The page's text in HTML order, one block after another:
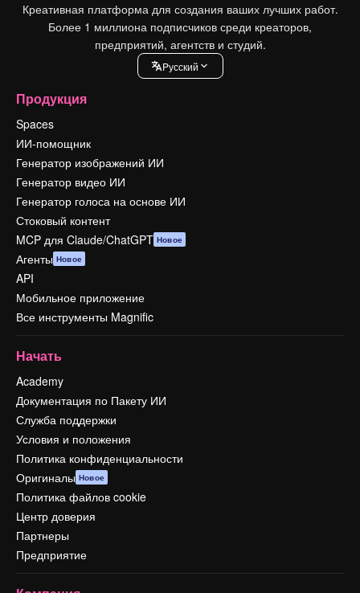
Креативная платформа для создания ваших лучших работ.
Более 1 миллиона подписчиков среди креаторов,
предприятий, агентств и студий.
Pусский
Продукция
Spaces
ИИ-помощник
Генератор изображений ИИ
Генератор видео ИИ
Генератор голоса на основе ИИ
Стоковый контент
MCP для Claude/ChatGPT Новое
Агенты Новое
API
Мобильное приложение
Все инструменты Magnific
Начать
Academy
Документация по Пакету ИИ
Служба поддержки
Условия и положения
Политика конфиденциальности
Оригиналы Новое
Политика файлов cookie
Центр доверия
Партнеры
Предприятие